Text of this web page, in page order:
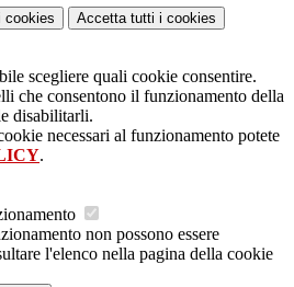
cookies Accetta tutti i cookies
scegliere quali cookie consentire.
che consentono il funzionamento della
disabilitarli.
necessari al funzionamento potete
.
non possono essere
l'elenco nella pagina della cookie